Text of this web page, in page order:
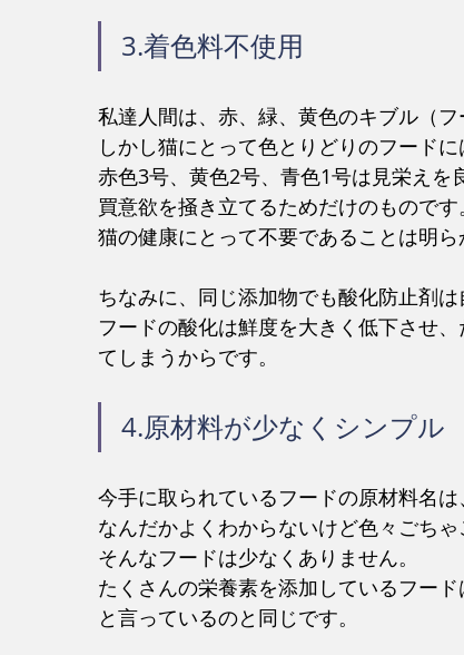
3.着色料不使用
私達人間は、赤、緑、黄色のキブル（
しかし猫にとって色とりどりのフード
赤色3号、黄色2号、青色1号は見栄え
買意欲を掻き立てるためだけのものです。
猫の健康にとって不要であることは明ら
ちなみに、同じ添加物でも酸化防止剤
フードの酸化は鮮度を大きく低下させ
てしまうからです。
4.原材料が少なくシンプル
今手に取られているフードの原材料名
なんだかよくわからないけど色々ごち
そんなフードは少なくありません。
たくさんの栄養素を添加しているフー
と言っているのと同じです。